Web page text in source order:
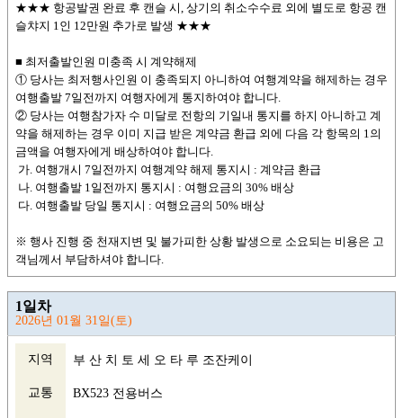
★★★ 항공발권 완료 후 캔슬 시, 상기의 취소수수료 외에 별도로 항공 캔
슬챠지 1인 12만원 추가로 발생 ★★★
■ 최저출발인원 미충족 시 계약해제
① 당사는 최저행사인원 이 충족되지 아니하여 여행계약을 해제하는 경우
여행출발 7일전까지 여행자에게 통지하여야 합니다.
② 당사는 여행참가자 수 미달로 전항의 기일내 통지를 하지 아니하고 계
약을 해제하는 경우 이미 지급 받은 계약금 환급 외에 다음 각 항목의 1의
금액을 여행자에게 배상하여야 합니다.
가. 여행개시 7일전까지 여행계약 해제 통지시 : 계약금 환급
나. 여행출발 1일전까지 통지시 : 여행요금의 30% 배상
다. 여행출발 당일 통지시 : 여행요금의 50% 배상
※ 행사 진행 중 천재지변 및 불가피한 상황 발생으로 소요되는 비용은 고
객님께서 부담하셔야 합니다.
1일차
2026년 01월 31일(토)
지역 부 산 치 토 세 오 타 루 조잔케이
교통 BX523 전용버스